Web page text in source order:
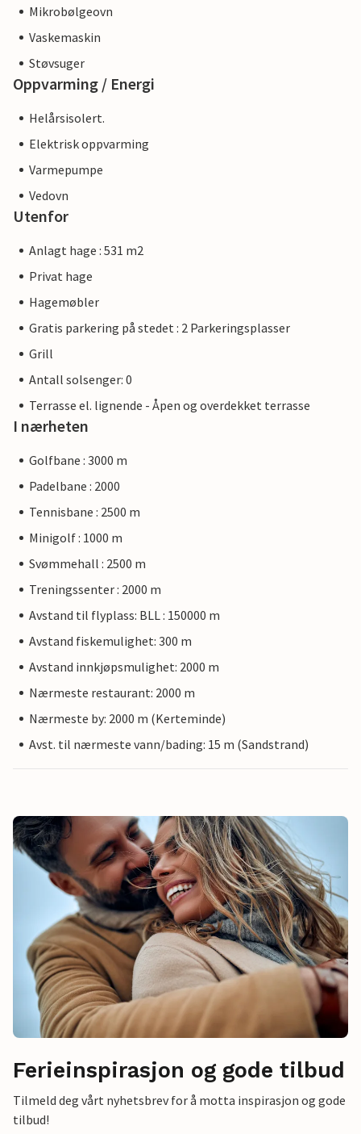
Mikrobølgeovn
Vaskemaskin
Støvsuger
Oppvarming / Energi
Helårsisolert.
Elektrisk oppvarming
Varmepumpe
Vedovn
Utenfor
Anlagt hage : 531 m2
Privat hage
Hagemøbler
Gratis parkering på stedet : 2 Parkeringsplasser
Grill
Antall solsenger: 0
Terrasse el. lignende - Åpen og overdekket terrasse
I nærheten
Golfbane : 3000 m
Padelbane : 2000
Tennisbane : 2500 m
Minigolf : 1000 m
Svømmehall : 2500 m
Treningssenter : 2000 m
Avstand til flyplass: BLL : 150000 m
Avstand fiskemulighet: 300 m
Avstand innkjøpsmulighet: 2000 m
Nærmeste restaurant: 2000 m
Nærmeste by: 2000 m (Kerteminde)
Avst. til nærmeste vann/bading: 15 m (Sandstrand)
Ferieinspirasjon og gode tilbud
Tilmeld deg vårt nyhetsbrev for å motta inspirasjon og gode
tilbud!